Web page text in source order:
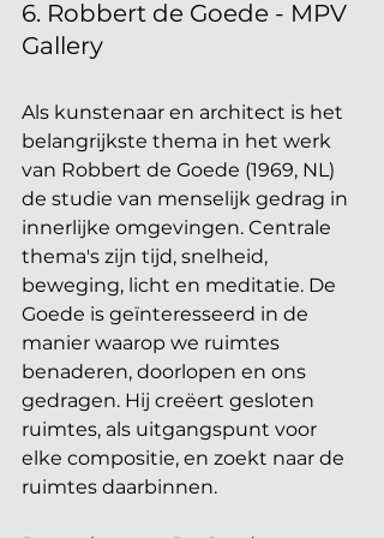
6. Robbert de Goede - MPV
Gallery
Als kunstenaar en architect is het
belangrijkste thema in het werk
van Robbert de Goede (1969, NL)
de studie van menselijk gedrag in
innerlijke omgevingen. Centrale
thema's zijn tijd, snelheid,
beweging, licht en meditatie. De
Goede is geïnteresseerd in de
manier waarop we ruimtes
benaderen, doorlopen en ons
gedragen. Hij creëert gesloten
ruimtes, als uitgangspunt voor
elke compositie, en zoekt naar de
ruimtes daarbinnen.